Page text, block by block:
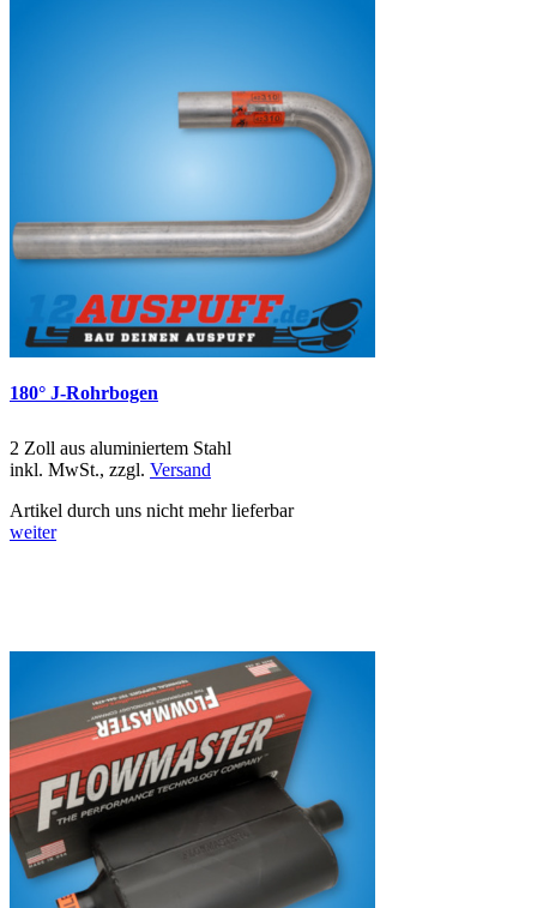
180° J-Rohrbogen
2 Zoll aus aluminiertem Stahl
inkl. MwSt., zzgl. Versand
Artikel durch uns nicht mehr lieferbar
weiter